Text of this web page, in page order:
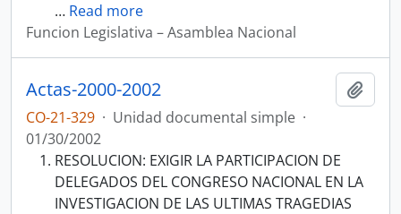
… Read more
Funcion Legislativa – Asamblea Nacional
Actas-2000-2002
CO-21-329 · Unidad documental simple ·
01/30/2002
RESOLUCION: EXIGIR LA PARTICIPACION DE
DELEGADOS DEL CONGRESO NACIONAL EN LA
INVESTIGACION DE LAS ULTIMAS TRAGEDIAS